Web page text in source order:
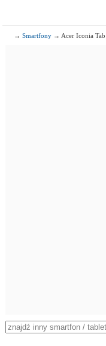
→Smartfony → Acer Iconia